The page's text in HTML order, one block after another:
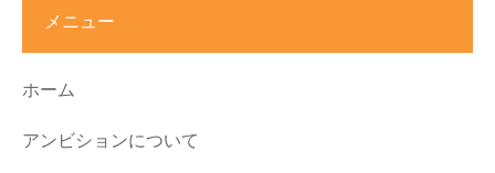
メニュー
ホーム
アンビションについて